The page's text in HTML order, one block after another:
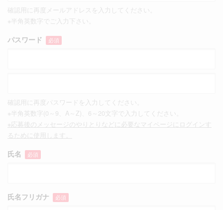
確認用に再度メールアドレスを入力してください。
※半角英数字でご入力下さい。
パスワード 必須
確認用に再度パスワードを入力してください。
※半角英数字(0～9、A～Z)、6～20文字で入力してください。
※応募後のメッセージのやりとりなどに必要なマイページにログインす
るために使用します。
氏名 必須
氏名フリガナ 必須